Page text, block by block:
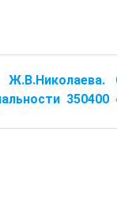
Ж.В.Николаева.